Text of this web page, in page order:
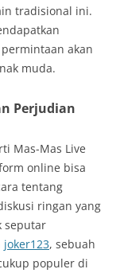
tradisional ini.
akan
muda.
Perjudian
Mas-Mas Live
online bisa
tentang
ringan yang
seputar
joker123, sebuah
populer di